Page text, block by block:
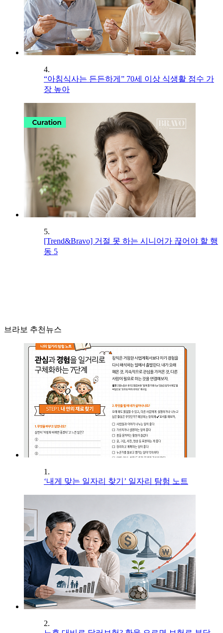
4.
“아침식사는 든든하게” 70세 이상 식생활 점수 가
장 높아
5.
[Trend&Bravo] 거절 못 하는 시니어가 끊어야 할 행
동 5
브라보 추천뉴스
1.
‘내게 맞는 일자리 찾기’ 일자리 탐험 노트
2.